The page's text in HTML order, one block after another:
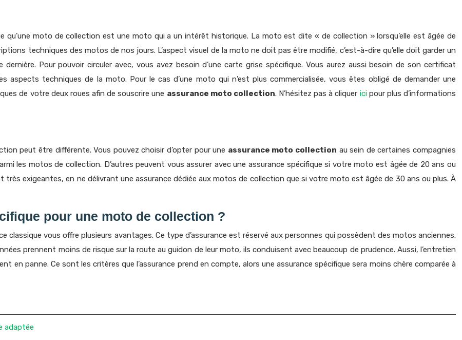
qu’une moto de collection est une moto qui a un intérêt historique. La moto est dite « de collection » lorsqu’elle est âgée de
techniques des motos de nos jours. L’aspect visuel de la moto ne doit pas être modifié, c’est-à-dire qu’elle doit garder un
Pour pouvoir circuler avec, vous avez besoin d’une carte grise spécifique. Vous aurez aussi besoin de son certificat
aspects techniques de la moto. Pour le cas d’une moto qui n’est plus commercialisée, vous êtes obligé de demander une
de votre deux roues afin de souscrire une assurance moto collection. N’hésitez pas à cliquer icipour plus d’informations
peut être différente. Vous pouvez choisir d’opter pour une assurance moto collection au sein de certaines compagnies
les motos de collection. D’autres peuvent vous assurer avec une assurance spécifique si votre moto est âgée de 20 ans ou
très exigeantes, en ne délivrant une assurance dédiée aux motos de collection que si votre moto est âgée de 30 ans ou plus. À
pour une moto de collection ?
classique vous offre plusieurs avantages. Ce type d’assurance est réservé aux personnes qui possèdent des motos anciennes.
prennent moins de risque sur la route au guidon de leur moto, ils conduisent avec beaucoup de prudence. Aussi, l’entretien
en panne. Ce sont les critères que l’assurance prend en compte, alors une assurance spécifique sera moins chère comparée à
adaptée